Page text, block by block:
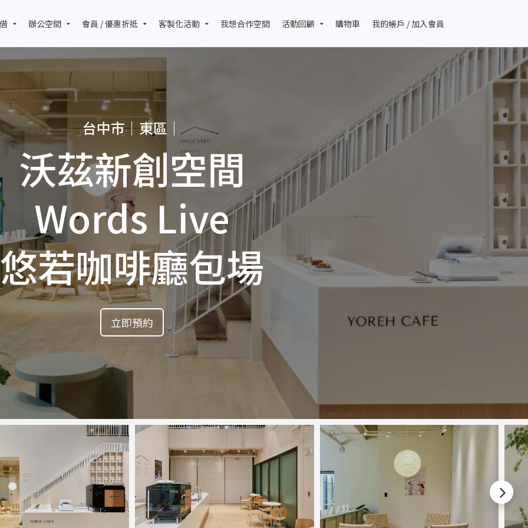
辦公空間 會員 / 優惠折抵 客製化活動 我想合作空間 活動回顧 購物車 我的帳戶 / 加入會員
台中市｜東區｜
沃茲新創空間
Words Live
悠若咖啡廳包場
立即預約